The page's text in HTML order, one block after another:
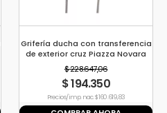
Grifería ducha con transferencia
de exterior cruz Piazza Novara
$ 228.647,06
$ 194.350
Precio s/imp. nac. $ 160.619,83